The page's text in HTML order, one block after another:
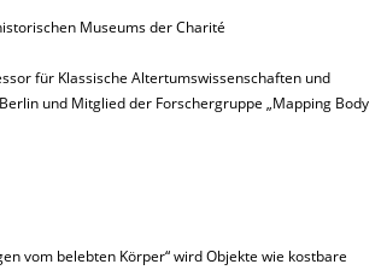
Museums der Charité
für Klassische Altertumswissenschaften und
und Mitglied der Forschergruppe „Mapping Body
vom belebten Körper“ wird Objekte wie kostbare